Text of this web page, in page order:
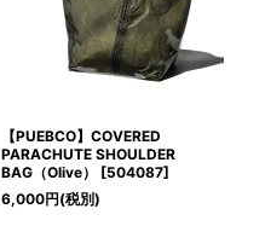
【PUEBCO】COVERED
PARACHUTE SHOULDER
BAG（Olive）
[504087]
6,000円(税別)